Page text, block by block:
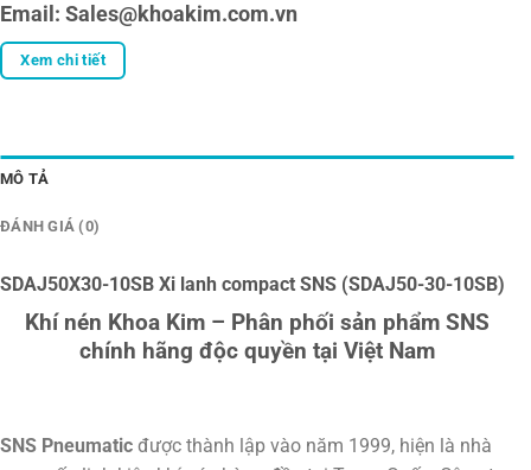
Email: Sales@khoakim.com.vn
Xem chi tiết
MÔ TẢ
ĐÁNH GIÁ (0)
SDAJ50X30-10SB Xi lanh compact SNS (SDAJ50-30-10SB)
Khí nén Khoa Kim – Phân phối sản phẩm SNS
chính hãng độc quyền tại Việt Nam
SNS Pneumatic được thành lập vào năm 1999, hiện là nhà